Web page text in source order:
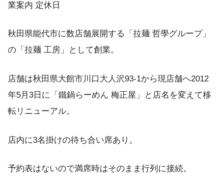
秋田県能代市に数店舗展開する「拉麺 哲學グループ」
の「拉麺 工房」として創業。
店舗は秋田県大館市川口大人沢93-1から現店舗へ2012
年5月3日に「鐵鍋らーめん 梅正屋」と店名を変えて移
転リニューアル。
店内に3名掛けの待ち合い席あり。
予約表はないので満席時はそのまま行列に接続。